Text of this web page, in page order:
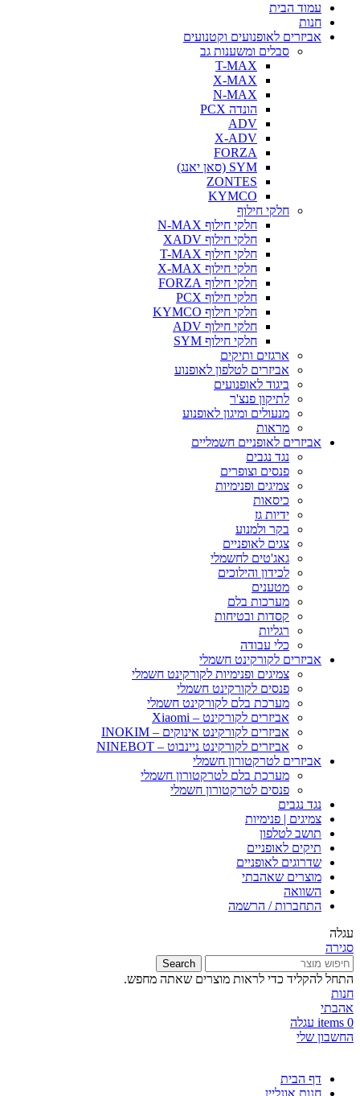
עמוד הבית
חנות
אביזרים לאופנועים וקטנועים
סבלים ומשענות גב
T-MAX
X-MAX
N-MAX
הונדה PCX
ADV
X-ADV
FORZA
SYM (סאן יאנג)
ZONTES
KYMCO
חלקי חילוף
חלקי חילוף N-MAX
חלקי חילוף XADV
חלקי חילוף T-MAX
חלקי חילוף X-MAX
חלקי חילוף FORZA
חלקי חילוף PCX
חלקי חילוף KYMCO
חלקי חילוף ADV
חלקי חילוף SYM
ארגזים ותיקים
אביזרים לטלפון לאופנוע
ביגוד לאופנועים
לתיקון פנצ'ר
מנעולים ומיגון לאופנוע
מראות
אביזרים לאופניים חשמליים
נגד נגבים
פנסים וצופרים
צמיגים ופנימיות
כיסאות
ידיות גז
בקר ולמנוע
צגים לאופניים
גאג'טים לחשמלי
לכידון והילוכים
מטענים
מערכות בלם
קסדות ובטיחות
רגליות
כלי עבודה
אביזרים לקורקינט חשמלי
צמיגים ופנימיות לקורקינט חשמלי
פנסים לקורקינט חשמלי
מערכת בלם לקורקינט חשמלי
אביזרים לקורקינט – Xiaomi
אביזרים לקורקינט אינוקים – INOKIM
אביזרים לקורקינט ניינבוט – NINEBOT
אביזרים לטרקטורון חשמלי
מערכת בלם לטרקטורון חשמלי
פנסים לטרקטורון חשמלי
נגד נגבים
צמיגים | פנימיות
תושב לטלפון
תיקים לאופניים
שדרוגים לאופניים
מוצרים שאהבתי
השוואה
התחברות / הרשמה
עגלה
סגירה
Search
התחל להקליד כדי לראות מוצרים שאתה מחפש.
חנות
אהבתי
0
items עגלה
החשבון שלי
דף הבית
חנות אונליין